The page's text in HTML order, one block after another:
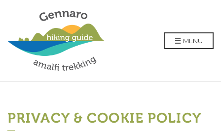
MENU
PRIVACY & COOKIE POLICY